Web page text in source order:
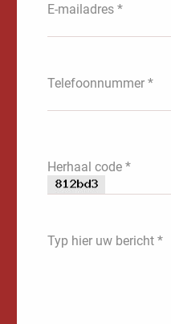
E-mailadres *
Telefoonnummer *
Herhaal code *
Typ hier uw bericht *